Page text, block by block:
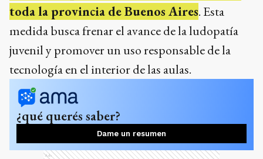
toda la provincia de Buenos Aires. Esta
medida busca frenar el avance de la ludopatía
juvenil y promover un uso responsable de la
tecnología en el interior de las aulas.
¿qué querés saber?
Dame un resumen
Ads